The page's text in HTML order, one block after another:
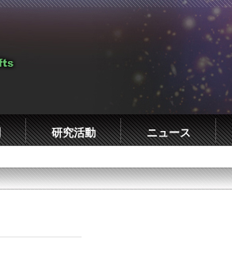
研究活動 ニュース